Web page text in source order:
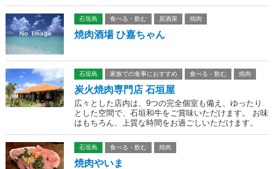
石垣島 食べる・飲む 居酒屋 焼肉
焼肉酒場 ひ嘉ちゃん
石垣島 家族での食事におすすめ 食べる・飲む 焼肉
炭火焼肉専門店 石垣屋
広々とした店内は、9つの完全個室も備え、ゆったり
とした空間で、石垣和牛をご賞味いただけます。 お味
はもちろん、上質な時間をお過ごしいただけます。
石垣島 食べる・飲む 焼肉
焼肉やいま